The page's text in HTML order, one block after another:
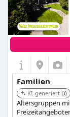
Familien
KI-generiert
Altersgruppen